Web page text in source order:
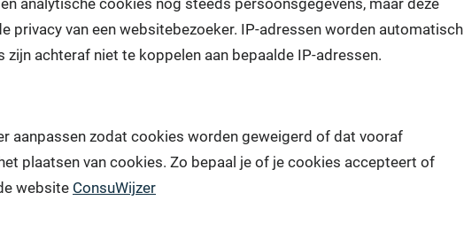
analytische cookies nog steeds persoonsgegevens, maar deze
privacy van een websitebezoeker. IP-adressen worden automatisch
zijn achteraf niet te koppelen aan bepaalde IP-adressen.
aanpassen zodat cookies worden geweigerd of dat vooraf
plaatsen van cookies. Zo bepaal je of je cookies accepteert of
website ConsuWijzer